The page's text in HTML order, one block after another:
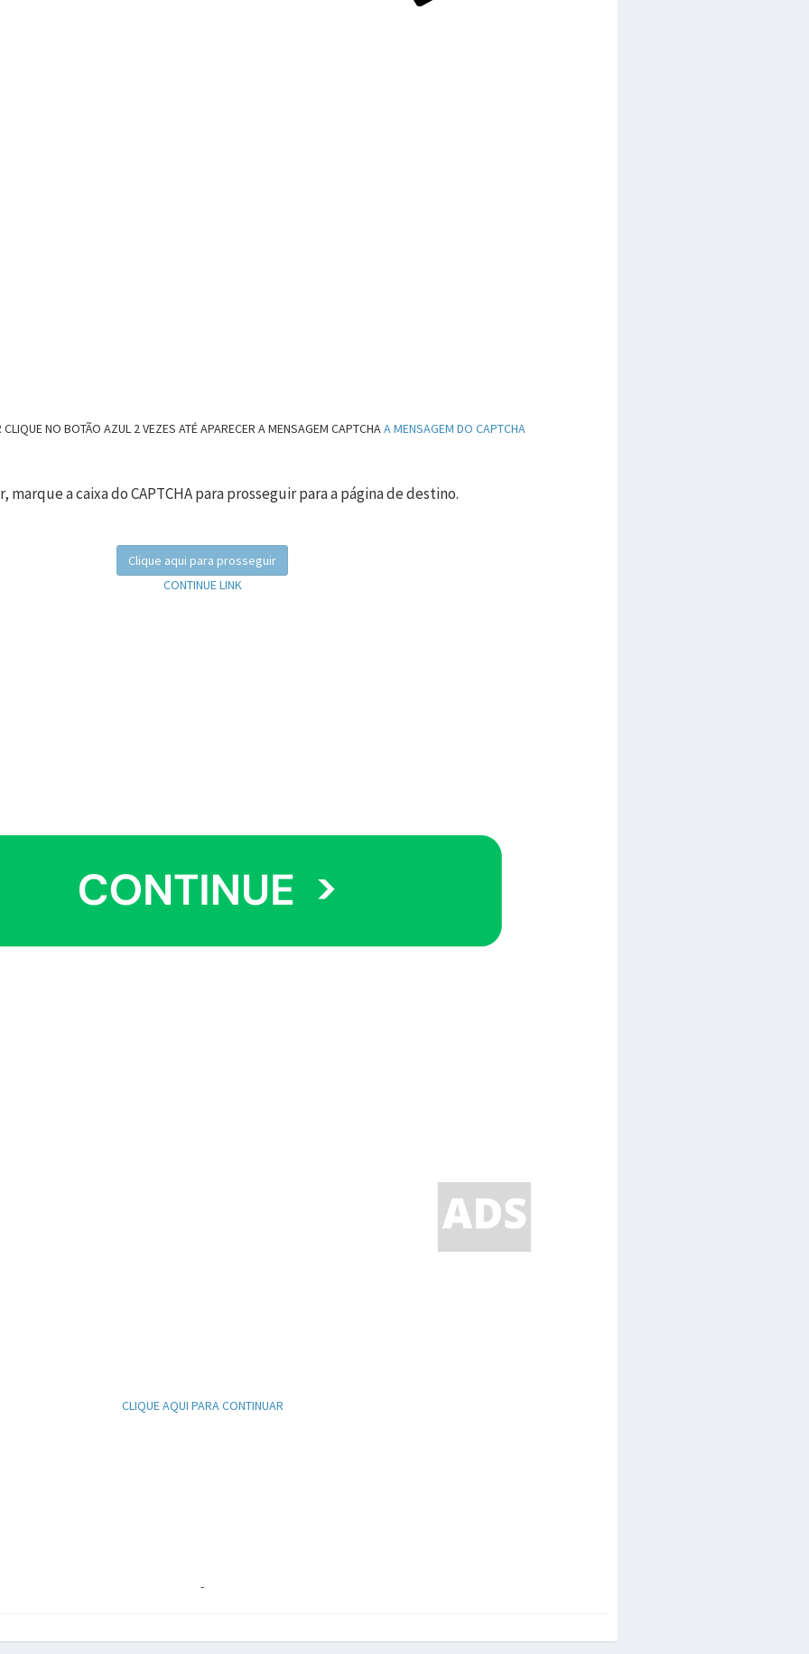
NO BOTÃO AZUL 2 VEZES ATÉ APARECER A MENSAGEM CAPTCHAA MENSAGEM DO CAPTCHA
marque a caixa do CAPTCHA para prosseguir para a página de destino.
Clique aqui para prosseguir
CONTINUE LINK
CLIQUE AQUI PARA CONTINUAR
-